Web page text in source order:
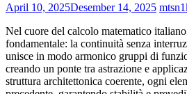
April 10, 2025Desember 14, 2025
Nel cuore del calcolo matematico
fondamentale: la continuità senza
unisce in modo armonico gruppi di
creando un ponte tra astrazione e
struttura architettonica coerente, ogni